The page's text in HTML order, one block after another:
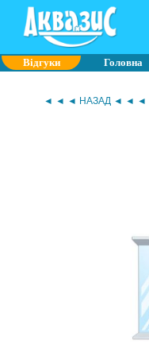
Відгуки Головна
◄ ◄ ◄ НАЗАД ◄ ◄ ◄